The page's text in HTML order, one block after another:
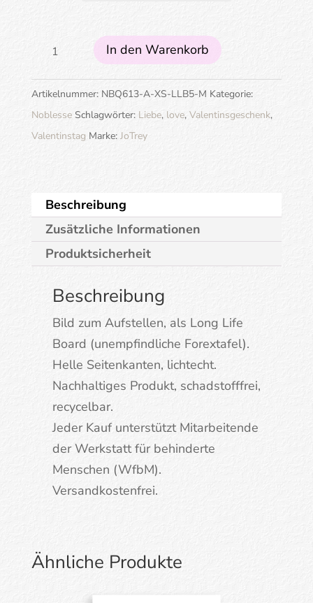
need
is
love
In den Warenkorb
Artikelnummer: NBQ613-A-XS-LLB5-M Kategorie:
Noblesse Schlagwörter: Liebe, love, Valentinsgeschenk,
Valentinstag Marke: JoTrey
Beschreibung
Zusätzliche Informationen
Produktsicherheit
Beschreibung
Bild zum Aufstellen, als Long Life
Board (unempfindliche Forextafel).
Helle Seitenkanten, lichtecht.
Nachhaltiges Produkt, schadstofffrei,
recycelbar.
Jeder Kauf unterstützt Mitarbeitende
der Werkstatt für behinderte
Menschen (WfbM).
Versandkostenfrei.
Ähnliche Produkte